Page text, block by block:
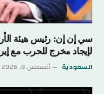
سي إن إن: رئيس هيئة
لإيجاد مخرج للحرب مع
السعودية أغسطس 8, 2026